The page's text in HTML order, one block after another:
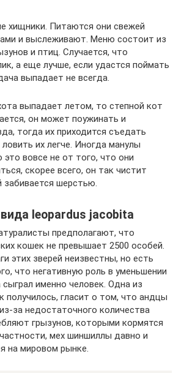
хищники. Питаются они свежей
и выслеживают. Меню состоит из
и птиц. Случается, что
а еще лучше, если удастся поймать
выпадает не всегда.
выпадает летом, то степной кот
он может поужинать и
тогда их приходится съедать
их легче. Иногда манулы
это вовсе не от того, что они
скорее всего, он так чистит
шерстью.
leopardus jacobita
предполагают, что
кошек не превышает 2500 особей.
этих зверей неизвестны, но есть
что негативную роль в уменьшении
именно человек. Одна из
получилось, гласит о том, что андцы
за недостаточного количества
грызунов, которыми кормятся
мех шиншиллы давно и
на мировом рынке.